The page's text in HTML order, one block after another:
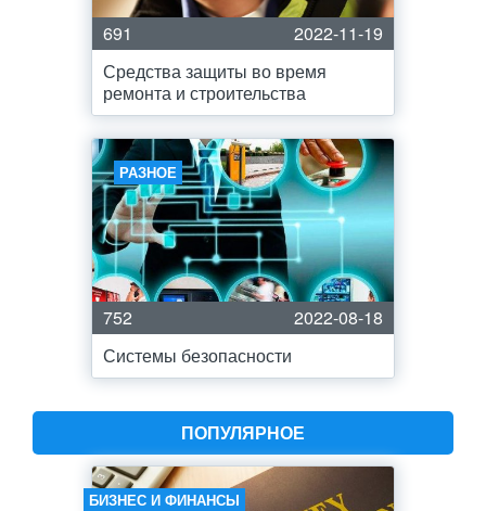
691
2022-11-19
Средства защиты во время
ремонта и строительства
РАЗНОЕ
752
2022-08-18
Системы безопасности
ПОПУЛЯРНОЕ
БИЗНЕС И ФИНАНСЫ